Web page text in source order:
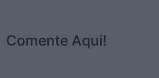
Comente Aqui!